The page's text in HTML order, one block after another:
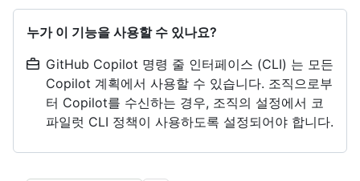
누가 이 기능을 사용할 수 있나요?
GitHub Copilot 명령 줄 인터페이스 (CLI) 는 모든
Copilot 계획에서 사용할 수 있습니다. 조직으로부
터 Copilot를 수신하는 경우, 조직의 설정에서 코
파일럿 CLI 정책이 사용하도록 설정되어야 합니다.